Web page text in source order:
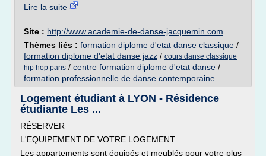
Lire la suite
Site : http://www.academie-de-danse-jacquemin.com
Thèmes liés : formation diplome d'etat danse classique /
formation diplome d'etat danse jazz / cours danse classique
hip hop paris / centre formation diplome d'etat danse /
formation professionnelle de danse contemporaine
Logement étudiant à LYON - Résidence
étudiante Les ...
RÉSERVER
L'EQUIPEMENT DE VOTRE LOGEMENT
Les appartements sont équipés et meublés pour votre plus